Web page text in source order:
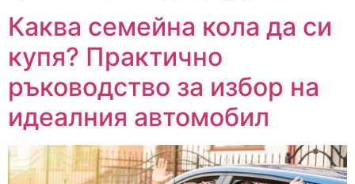
Каква семейна кола да си
купя? Практично
ръководство за избор на
идеалния автомобил